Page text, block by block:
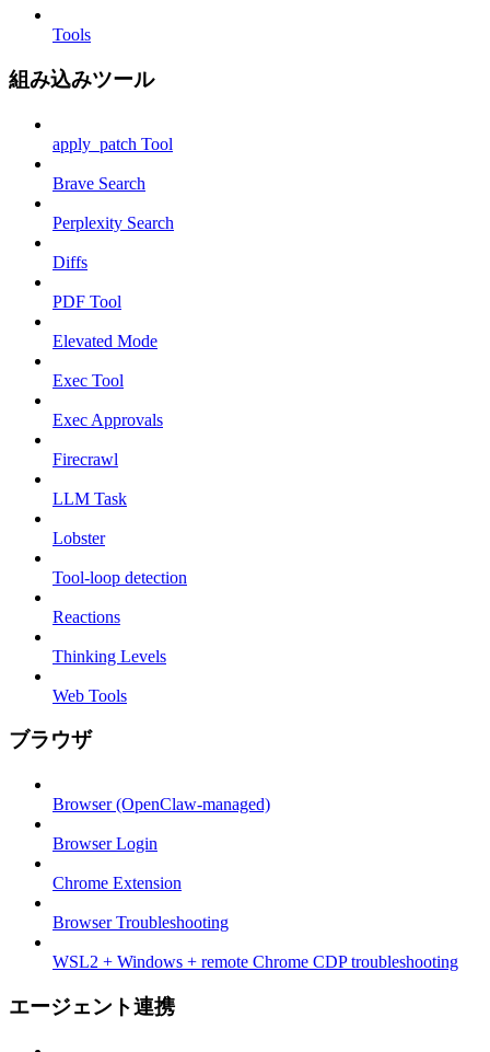
Tools
組み込みツール
apply_patch Tool
Brave Search
Perplexity Search
Diffs
PDF Tool
Elevated Mode
Exec Tool
Exec Approvals
Firecrawl
LLM Task
Lobster
Tool-loop detection
Reactions
Thinking Levels
Web Tools
ブラウザ
Browser (OpenClaw-managed)
Browser Login
Chrome Extension
Browser Troubleshooting
WSL2 + Windows + remote Chrome CDP troubleshooting
エージェント連携